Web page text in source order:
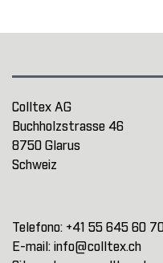
Colltex AG
Buchholzstrasse 46
8750 Glarus
Schweiz
Telefono: +41 55 645 60
E-mail: info@colltex.ch